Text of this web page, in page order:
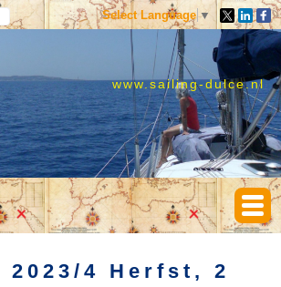
Select Language ▼
www.sailing-dulce.nl
2023/4 Herfst, 2